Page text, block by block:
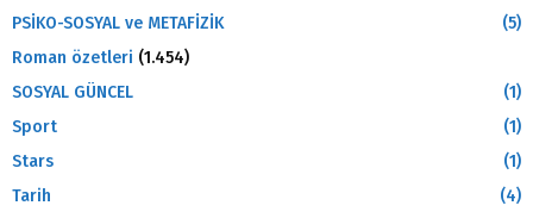
PSİKO-SOSYAL ve METAFİZİK
(5)
Roman özetleri (1.454)
SOSYAL GÜNCEL
(1)
Sport
(1)
Stars
(1)
Tarih
(4)